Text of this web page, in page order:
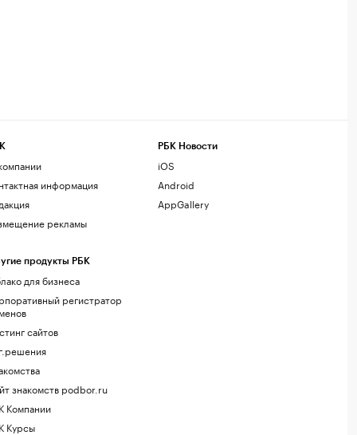
информация
рекламы
продукты РБК
для бизнеса
регистратор
сайтов
знакомств podbor.ru
Компании
Курсы
РБК Новости
iOS
Android
AppGallery